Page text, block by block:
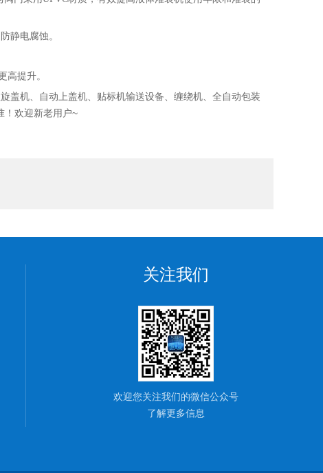
静电腐蚀。
高提升。
盖机、自动上盖机、贴标机输送设备、缠绕机、全自动包装
！欢迎新老用户~
关注我们
欢迎您关注我们的微信公众号
了解更多信息